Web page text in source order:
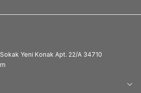
Yeni Konak Apt. 22/A 34710